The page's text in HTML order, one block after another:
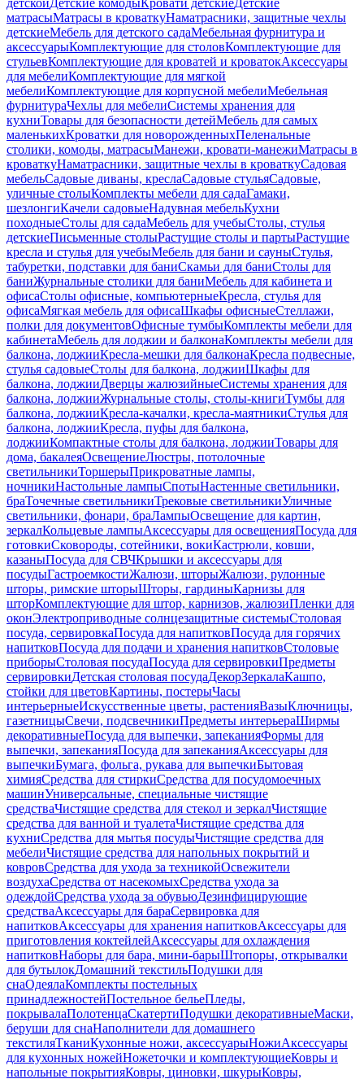
детскойДетские комодыКровати детскиеДетские
матрасыМатрасы в кроваткуНаматрасники, защитные чехлы
детскиеМебель для детского садаМебельная фурнитура и
аксессуарыКомплектующие для столовКомплектующие для
стульевКомплектующие для кроватей и кроватокАксессуары
для мебелиКомплектующие для мягкой
мебелиКомплектующие для корпусной мебелиМебельная
фурнитураЧехлы для мебелиСистемы хранения для
кухниТовары для безопасности детейМебель для самых
маленькихКроватки для новорожденныхПеленальные
столики, комоды, матрасыМанежи, кровати-манежиМатрасы в
кроваткуНаматрасники, защитные чехлы в кроваткуСадовая
мебельСадовые диваны, креслаСадовые стульяСадовые,
уличные столыКомплекты мебели для садаГамаки,
шезлонгиКачели садовыеНадувная мебельКухни
походныеСтолы для садаМебель для учебыСтолы, стулья
детскиеПисьменные столыРастущие столы и партыРастущие
кресла и стулья для учебыМебель для бани и сауныСтулья,
табуретки, подставки для баниСкамьи для баниСтолы для
баниЖурнальные столики для баниМебель для кабинета и
офисаСтолы офисные, компьютерныеКресла, стулья для
офисаМягкая мебель для офисаШкафы офисныеСтеллажи,
полки для документовОфисные тумбыКомплекты мебели для
кабинетаМебель для лоджии и балконаКомплекты мебели для
балкона, лоджииКресла-мешки для балконаКресла подвесные,
стулья садовыеСтолы для балкона, лоджииШкафы для
балкона, лоджииДверцы жалюзийныеСистемы хранения для
балкона, лоджииЖурнальные столы, столы-книгиТумбы для
балкона, лоджииКресла-качалки, кресла-маятникиСтулья для
балкона, лоджииКресла, пуфы для балкона,
лоджииКомпактные столы для балкона, лоджииТовары для
дома, бакалеяОсвещениеЛюстры, потолочные
светильникиТоршерыПрикроватные лампы,
ночникиНастольные лампыСпотыНастенные светильники,
браТочечные светильникиТрековые светильникиУличные
светильники, фонари, браЛампыОсвещение для картин,
зеркалКольцевые лампыАксессуары для освещенияПосуда для
готовкиСковороды, сотейники, вокиКастрюли, ковши,
казаныПосуда для СВЧКрышки и аксессуары для
посудыГастроемкостиЖалюзи, шторыЖалюзи, рулонные
шторы, римские шторыШторы, гардиныКарнизы для
шторКомплектующие для штор, карнизов, жалюзиПленки для
оконЭлектроприводные солнцезащитные системыСтоловая
посуда, сервировкаПосуда для напитковПосуда для горячих
напитковПосуда для подачи и хранения напитковСтоловые
приборыСтоловая посудаПосуда для сервировкиПредметы
сервировкиДетская столовая посудаДекорЗеркалаКашпо,
стойки для цветовКартины, постерыЧасы
интерьерныеИскусственные цветы, растенияВазыКлючницы,
газетницыСвечи, подсвечникиПредметы интерьераШирмы
декоративныеПосуда для выпечки, запеканияФормы для
выпечки, запеканияПосуда для запеканияАксессуары для
выпечкиБумага, фольга, рукава для выпечкиБытовая
химияСредства для стиркиСредства для посудомоечных
машинУниверсальные, специальные чистящие
средстваЧистящие средства для стекол и зеркалЧистящие
средства для ванной и туалетаЧистящие средства для
кухниСредства для мытья посудыЧистящие средства для
мебелиЧистящие средства для напольных покрытий и
ковровСредства для ухода за техникойОсвежители
воздухаСредства от насекомыхСредства ухода за
одеждойСредства ухода за обувьюДезинфицирующие
средстваАксессуары для бараСервировка для
напитковАксессуары для хранения напитковАксессуары для
приготовления коктейлейАксессуары для охлаждения
напитковНаборы для бара, мини-барыШтопоры, открывалки
для бутылокДомашний текстильПодушки для
снаОдеялаКомплекты постельных
принадлежностейПостельное бельеПледы,
покрывалаПолотенцаСкатертиПодушки декоративныеМаски,
беруши для снаНаполнители для домашнего
текстиляТканиКухонные ножи, аксессуарыНожиАксессуары
для кухонных ножейНожеточки и комплектующиеКовры и
напольные покрытияКовры, циновки, шкурыКовры,